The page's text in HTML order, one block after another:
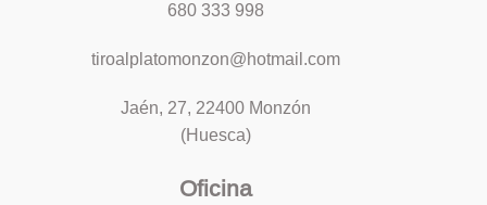
680 333 998
tiroalplatomonzon@hotmail.com
Jaén, 27, 22400 Monzón
(Huesca)
Oficina